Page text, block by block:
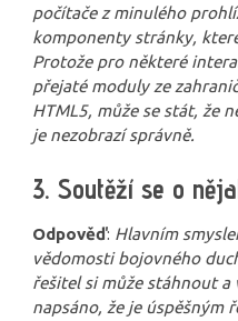
počítače z minulého
komponenty stránky,
Protože pro některé
přejaté moduly ze
HTML5, může se stát, že
je nezobrazí správně.
3. Soutěží se o
Odpověď: Hlavním
vědomosti bojovného
řešitel si může stáhnout
napsáno, že je úspěšným